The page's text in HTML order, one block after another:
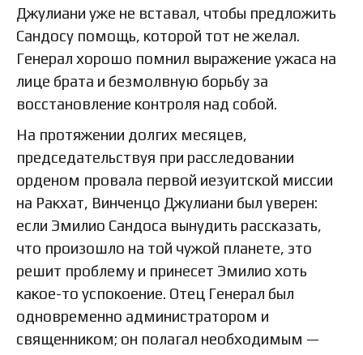
Джулиани уже не вставал, чтобы предложить
Сандосу помощь, которой тот не желал.
Генерал хорошо помнил выражение ужаса на
лице брата и безмолвную борьбу за
восстановление контроля над собой.
На протяжении долгих месяцев,
председательствуя при расследовании
орденом провала первой иезуитской миссии
на Ракхат, Винченцо Джулиани был уверен:
если Эмилио Сандоса вынудить рассказать,
что произошло на той чужой планете, это
решит проблему и принесет Эмилио хоть
какое-то успокоение. Отец Генерал был
одновременно администратором и
священником; он полагал необходимым —